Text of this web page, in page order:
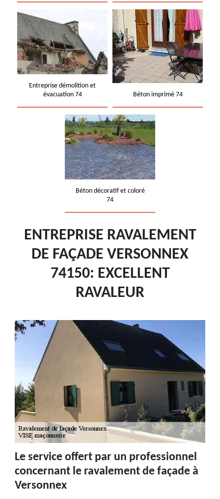
Entreprise démolition et
évacuation 74
Béton imprimé 74
Béton décoratif et coloré
74
ENTREPRISE RAVALEMENT
DE FAÇADE VERSONNEX
74150: EXCELLENT
RAVALEUR
Le service offert par un professionnel
concernant le ravalement de façade à
Versonnex